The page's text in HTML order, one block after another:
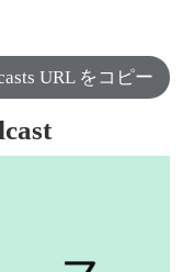
URL をコピー